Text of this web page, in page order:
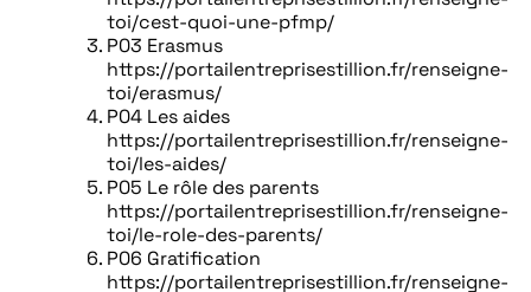
toi/cest-quoi-une-pfmp/
P03 Erasmus
https://portailentreprisestillion.fr/renseigne-
toi/erasmus/
P04 Les aides
https://portailentreprisestillion.fr/renseigne-
toi/les-aides/
P05 Le rôle des parents
https://portailentreprisestillion.fr/renseigne-
toi/le-role-des-parents/
P06 Gratification
https://portailentreprisestillion.fr/renseigne-